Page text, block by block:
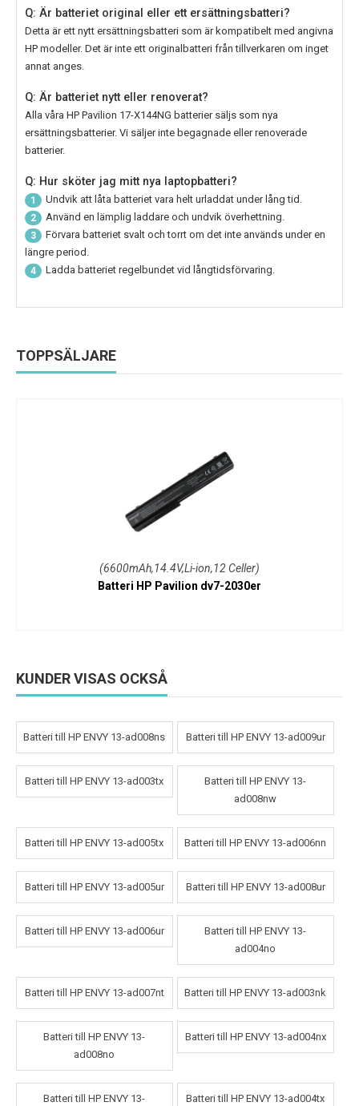
Q: Är batteriet original eller ett ersättningsbatteri?
Detta är ett nytt ersättningsbatteri som är kompatibelt med angivna
HP modeller. Det är inte ett originalbatteri från tillverkaren om inget
annat anges.
Q: Är batteriet nytt eller renoverat?
Alla våra HP Pavilion 17-X144NG batteriersäljs som nya
ersättningsbatterier. Vi säljer inte begagnade eller renoverade
batterier.
Q: Hur sköter jag mitt nya laptopbatteri?
1 Undvik att låta batteriet vara helt urladdat under lång tid.
2 Använd en lämplig laddare och undvik överhettning.
3
Förvara batteriet svalt och torrt om det inte används under en
längre period.
4 Ladda batteriet regelbundet vid långtidsförvaring.
TOPPSÄLJARE
(6600mAh,14.4V,Li-ion,12 Celler)
Batteri HP Pavilion dv7-2030er
KUNDER VISAS OCKSÅ
Batteri till HP ENVY 13-ad008ns Batteri till HP ENVY 13-ad009ur
Batteri till HP ENVY 13-ad003tx
Batteri till HP ENVY 13-
ad008nw
Batteri till HP ENVY 13-ad005tx Batteri till HP ENVY 13-ad006nn
Batteri till HP ENVY 13-ad005ur Batteri till HP ENVY 13-ad008ur
Batteri till HP ENVY 13-ad006ur
Batteri till HP ENVY 13-
ad004no
Batteri till HP ENVY 13-ad007nt Batteri till HP ENVY 13-ad003nk
Batteri till HP ENVY 13-
ad008no
Batteri till HP ENVY 13-ad004nx
Batteri till HP ENVY 13-
Batteri till HP ENVY 13-ad004tx